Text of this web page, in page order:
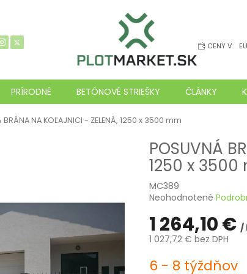
CENY V:
PRÍRODNÉ BETÓNOVÉ STRIEŠKY ČLÁNKY
BRÁNA NA KOĽAJNICI - ZELENÁ, 1250 x 3500 mm
POSUVNÁ
1250 x 3500
MC389
Priemerné
produktu
je
0,0
5
Neohodnotené
1 264,10 € /
1 027,72 € bez DPH
cena:
6 - 8 týždňov